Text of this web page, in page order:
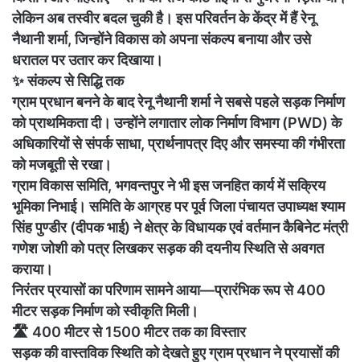
लेकिन अब तस्वीर बदल चुकी है। इस परिवर्तन के केंद्र में हैं रेनू
नैथानी शर्मा, जिन्होंने विकास को अपना संकल्प बनाया और उसे
धरातल पर उतार कर दिखाया।
✨ संकल्प से सिद्धि तक
ग्राम प्रधान बनने के बाद रेनू नैथानी शर्मा ने सबसे पहले सड़क निर्माण
को प्राथमिकता दी। उन्होंने लगातार लोक निर्माण विभाग (PWD) के
अधिकारियों से संपर्क साधा, प्रार्थनापत्र दिए और समस्या की गंभीरता
को मजबूती से रखा।
ग्राम विकास समिति, भगवन्तपुर ने भी इस जनहित कार्य में सक्रिय
भूमिका निभाई। समिति के आग्रह पर पूर्व जिला पंचायत उपाध्यक्ष श्याम
सिंह पुण्डीर (दीपक भाई) ने क्षेत्र के विधायक एवं वर्तमान कैबिनेट मंत्री
गणेश जोशी को पत्र लिखकर सड़क की दयनीय स्थिति से अवगत
कराया।
निरंतर प्रयासों का परिणाम सामने आया—प्रारंभिक रूप से 400
मीटर सड़क निर्माण को स्वीकृति मिली।
🛣️ 400 मीटर से 1500 मीटर तक का विस्तार
सड़क की वास्तविक स्थिति को देखते हुए ग्राम प्रधान ने प्रयासों की